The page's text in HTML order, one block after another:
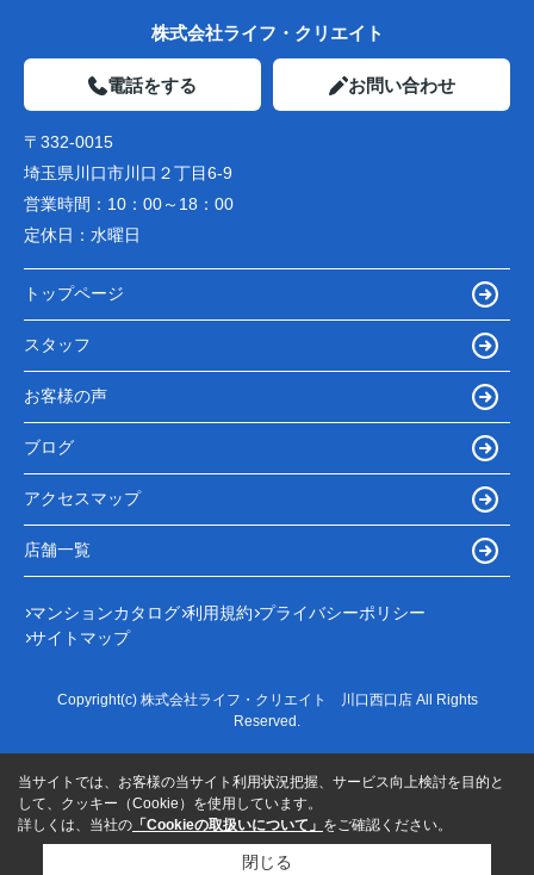
株式会社ライフ・クリエイト
電話をする お問い合わせ
〒332-0015
埼玉県川口市川口２丁目6-9
営業時間： 10：00～18：00
定休日： 水曜日
トップページ
スタッフ
お客様の声
ブログ
アクセスマップ
店舗一覧
マンションカタログ 利用規約 プライバシーポリシー
サイトマップ
Copyright(c) 株式会社ライフ・クリエイト 川口西口店 All Rights
Reserved.
当サイトでは、お客様の当サイト利用状況把握、サービス向上検討を目的と
して、クッキー（Cookie）を使用しています。
詳しくは、当社の 「Cookieの取扱いについて」 をご確認ください。
閉じる